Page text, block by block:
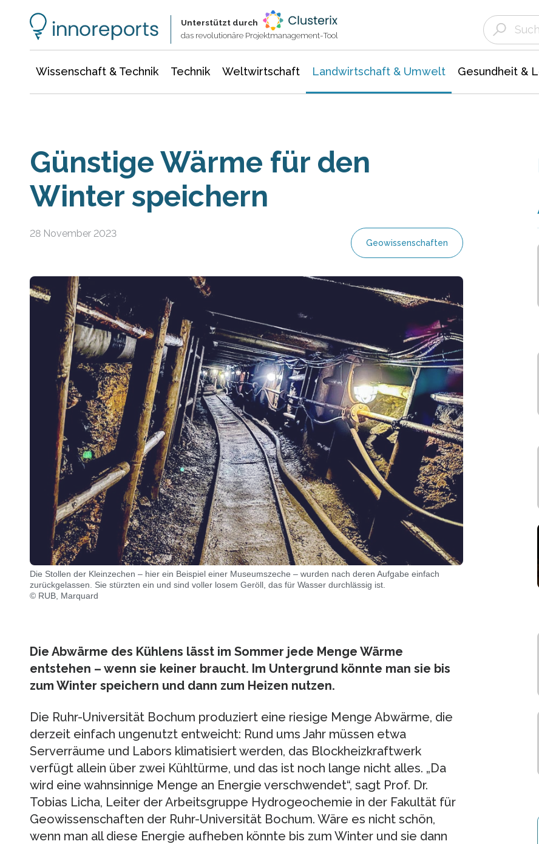
Unterstützt durch
das revolutionäre Projektmanagement-Tool
Wissenschaft & Technik Technik Weltwirtschaft Landwirtschaft & Umwelt Gesundheit &
Günstige Wärme für den
Winter speichern
28 November 2023
Geowissenschaften
Die Stollen der Kleinzechen – hier ein Beispiel einer Museumszeche – wurden nach deren Aufgabe einfach
zurückgelassen. Sie stürzten ein und sind voller losem Geröll, das für Wasser durchlässig ist.
© RUB, Marquard
Die Abwärme des Kühlens lässt im Sommer jede Menge Wärme
entstehen – wenn sie keiner braucht. Im Untergrund könnte man sie bis
zum Winter speichern und dann zum Heizen nutzen.
Die Ruhr-Universität Bochum produziert eine riesige Menge Abwärme, die
derzeit einfach ungenutzt entweicht: Rund ums Jahr müssen etwa
Serverräume und Labors klimatisiert werden, das Blockheizkraftwerk
verfügt allein über zwei Kühltürme, und das ist noch lange nicht alles. „Da
wird eine wahnsinnige Menge an Energie verschwendet“, sagt Prof. Dr.
Tobias Licha, Leiter der Arbeitsgruppe Hydrogeochemie in der Fakultät für
Geowissenschaften der Ruhr-Universität Bochum. Wäre es nicht schön,
wenn man all diese Energie aufheben könnte bis zum Winter und sie dann